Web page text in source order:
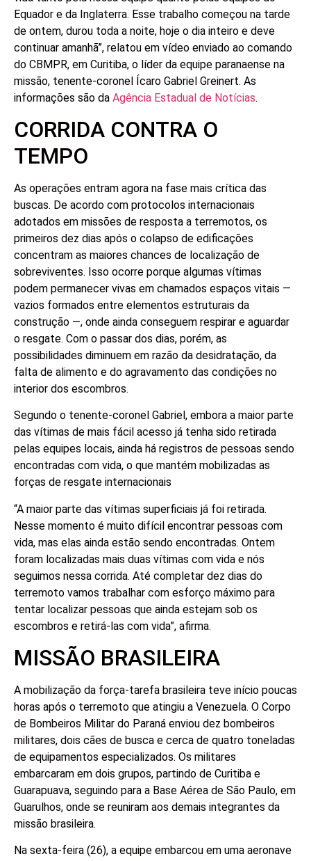
Equador e da Inglaterra. Esse trabalho começou na tarde
de ontem, durou toda a noite, hoje o dia inteiro e deve
continuar amanhã”, relatou em vídeo enviado ao comando
do CBMPR, em Curitiba, o líder da equipe paranaense na
missão, tenente-coronel Ícaro Gabriel Greinert. As
informações são da Agência Estadual de Notícias.
CORRIDA CONTRA O
TEMPO
As operações entram agora na fase mais crítica das
buscas. De acordo com protocolos internacionais
adotados em missões de resposta a terremotos, os
primeiros dez dias após o colapso de edificações
concentram as maiores chances de localização de
sobreviventes. Isso ocorre porque algumas vítimas
podem permanecer vivas em chamados espaços vitais —
vazios formados entre elementos estruturais da
construção —, onde ainda conseguem respirar e aguardar
o resgate. Com o passar dos dias, porém, as
possibilidades diminuem em razão da desidratação, da
falta de alimento e do agravamento das condições no
interior dos escombros.
Segundo o tenente-coronel Gabriel, embora a maior parte
das vítimas de mais fácil acesso já tenha sido retirada
pelas equipes locais, ainda há registros de pessoas sendo
encontradas com vida, o que mantém mobilizadas as
forças de resgate internacionais
“A maior parte das vítimas superficiais já foi retirada.
Nesse momento é muito difícil encontrar pessoas com
vida, mas elas ainda estão sendo encontradas. Ontem
foram localizadas mais duas vítimas com vida e nós
seguimos nessa corrida. Até completar dez dias do
terremoto vamos trabalhar com esforço máximo para
tentar localizar pessoas que ainda estejam sob os
escombros e retirá-las com vida”, afirma.
MISSÃO BRASILEIRA
A mobilização da força-tarefa brasileira teve início poucas
horas após o terremoto que atingiu a Venezuela. O Corpo
de Bombeiros Militar do Paraná enviou dez bombeiros
militares, dois cães de busca e cerca de quatro toneladas
de equipamentos especializados. Os militares
embarcaram em dois grupos, partindo de Curitiba e
Guarapuava, seguindo para a Base Aérea de São Paulo, em
Guarulhos, onde se reuniram aos demais integrantes da
missão brasileira.
Na sexta-feira (26), a equipe embarcou em uma aeronave